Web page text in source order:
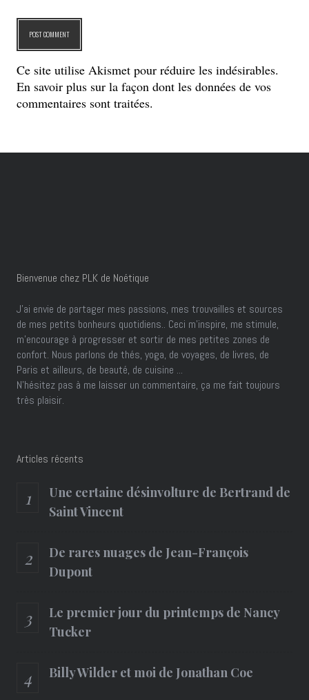
Ce site utilise Akismet pour réduire les indésirables.
En savoir plus sur la façon dont les données de vos
commentaires sont traitées.
Bienvenue chez PLK de Noétique
J’ai envie de partager mes passions, mes trouvailles et sources
de mes petits bonheurs quotidiens.. Ceci m'inspire, me stimule,
m'encourage à progresser et sortir de mes petites zones de
confort. Nous parlons de thés, yoga, de voyages, de livres, de
Paris et ailleurs, de beauté, de cuisine ...
N'hésitez pas à me laisser un commentaire, ça me fait toujours
très plaisir.
Articles récents
Une certaine désinvolture de Bertrand de
Saint Vincent
De rares nuages de Jean-François
Dupont
Le premier jour du printemps de Nancy
Tucker
Billy Wilder et moi de Jonathan Coe